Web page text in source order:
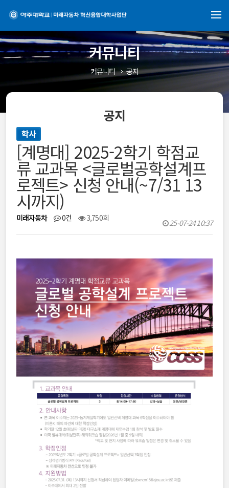
커뮤니티
커뮤니티 공지
공지
학사
[계명대] 2025-2학기 학점교
류 교과목 <글로벌공학설계프
로젝트> 신청 안내(~7/31 13
시까지)
미래자동차 0건 3,750회 25-07-24 10:37